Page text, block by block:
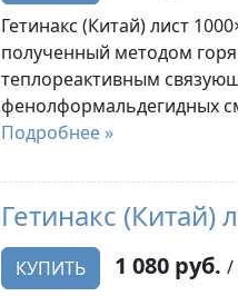
Гетинакс (Китай) лист
полученный методом
теплореактивным
фенолформальдегидных
Подробнее »
Гетинакс (Китай)
КУПИТЬ 1 080 руб. /